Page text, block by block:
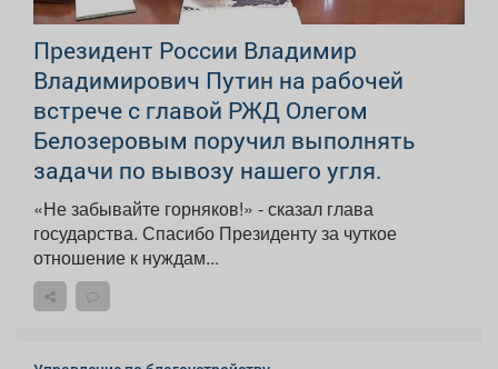
Президент России Владимир
Владимирович Путин на рабочей
встрече с главой РЖД Олегом
Белозеровым поручил выполнять
задачи по вывозу нашего угля.
«Не забывайте горняков!» - сказал глава
государства. Спасибо Президенту за чуткое
отношение к нуждам...